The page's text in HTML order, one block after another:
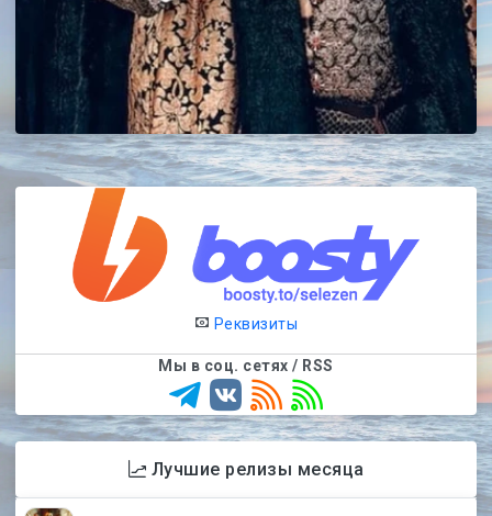
Реквизиты
Мы в соц. сетях / RSS
Лучшие релизы месяца